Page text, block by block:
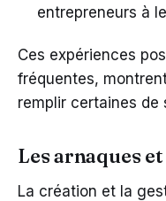
entrepreneurs à
Ces expériences
fréquentes,
remplir certaines de
Les arnaques
La création et la